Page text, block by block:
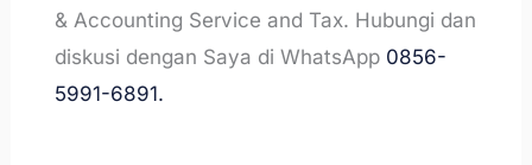
& Accounting Service and Tax. Hubungi dan
diskusi dengan Saya di WhatsApp 0856-
5991-6891.